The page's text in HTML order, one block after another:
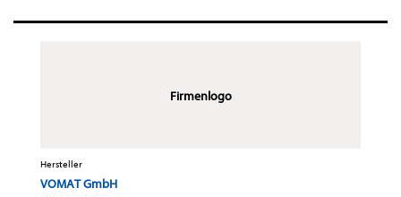
Firmenlogo
Hersteller
VOMAT GmbH